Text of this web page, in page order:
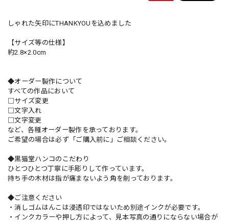
しゃれた矢印にTHANKYOUを込めました
【サイズ等の仕様】
約2.8×2.0cm
◆オーダー製作について
すべての作品において
□サイズ変更
□文字入れ
□文字変更
など、各種オーダー製作を承っております。
ご希望の場合は必ず「ご購入前に」ご相談ください。
◆黒猫堂ハンコのこだわり
ひとつひとつ丁寧に手彫りして作っています。
持ち手の木材は指が痛まないよう角を削っております。
◆ご注意ください
・消しゴムはんこは浸透印ではないため別途インクが必要です。
・インクカラーや押し方によって、見本写真の通りにならない場合が